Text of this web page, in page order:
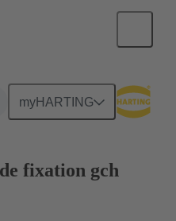
myHARTING
fixation gch